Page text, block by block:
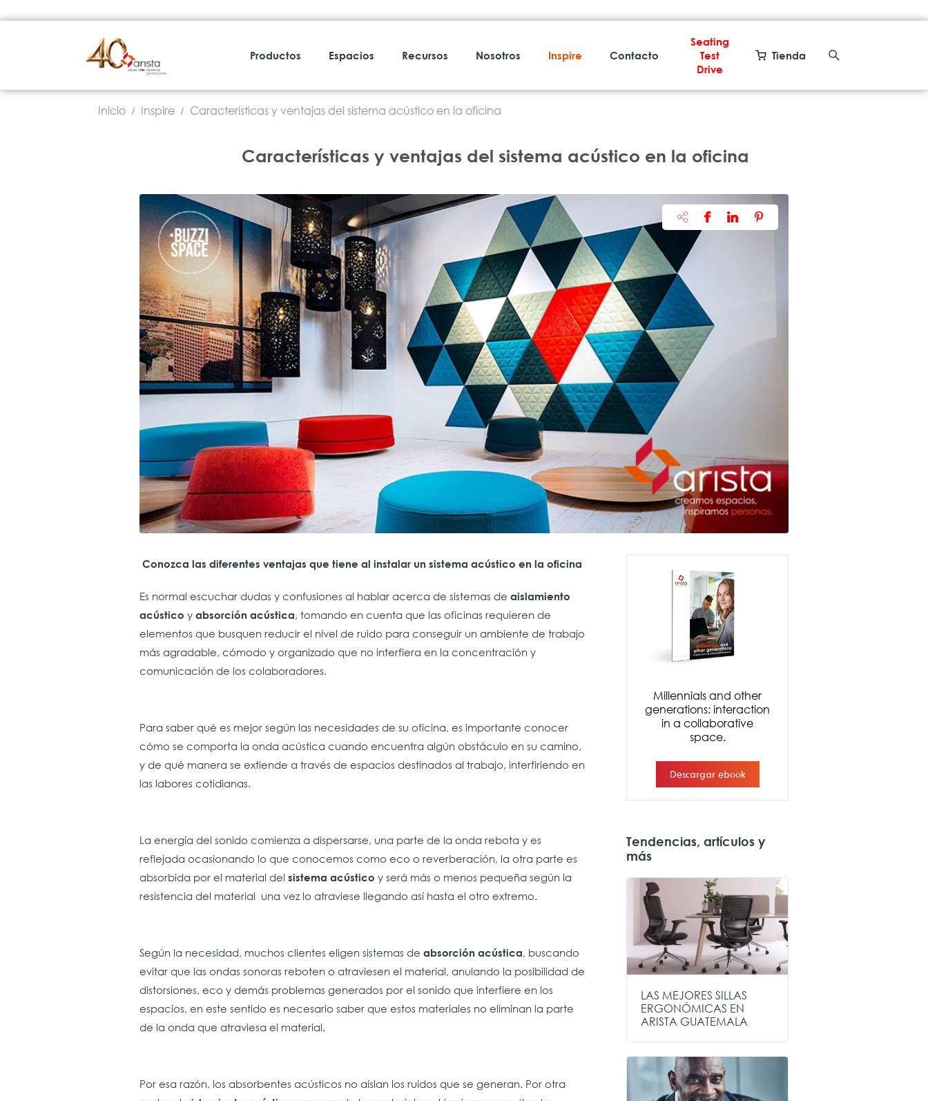
Productos Espacios Recursos Nosotros Inspire Contacto
Seating
Test
Drive
Tienda
Inicio / Inspire / Características y ventajas del sistema acústico en la oficina
Características y ventajas del sistema acústico en la oficina
Conozca las diferentes ventajas que tiene al instalar un sistema acústico en la oficina
Es normal escuchar dudas y confusiones al hablar acerca de sistemas de aislamiento
acústico y absorción acústica, tomando en cuenta que las oficinas requieren de
elementos que busquen reducir el nivel de ruido para conseguir un ambiente de trabajo
más agradable, cómodo y organizado que no interfiera en la concentración y
comunicación de los colaboradores.
Para saber qué es mejor según las necesidades de su oficina, es importante conocer
cómo se comporta la onda acústica cuando encuentra algún obstáculo en su camino,
y de qué manera se extiende a través de espacios destinados al trabajo, interfiriendo en
las labores cotidianas.
La energía del sonido comienza a dispersarse, una parte de la onda rebota y es
reflejada ocasionando lo que conocemos como eco o reverberación, la otra parte es
absorbida por el material del sistema acústico y será más o menos pequeña según la
resistencia del material una vez lo atraviese llegando así hasta el otro extremo.
Según la necesidad, muchos clientes eligen sistemas de absorción acústica, buscando
evitar que las ondas sonoras reboten o atraviesen el material, anulando la posibilidad de
distorsiones, eco y demás problemas generados por el sonido que interfiere en los
espacios, en este sentido es necesario saber que estos materiales no eliminan la parte
de la onda que atraviesa el material.
Por esa razón, los absorbentes acústicos no aíslan los ruidos que se generan. Por otra
Tendencias, artículos y
más
LAS MEJORES SILLAS
ERGONÓMICAS EN
ARISTA GUATEMALA